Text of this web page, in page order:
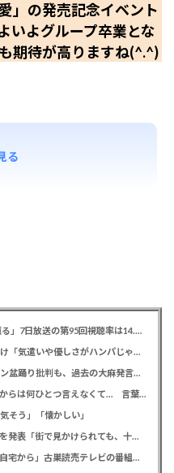
」の発売記念イベント
いよグループ卒業とな
期待が高りますね(^.^)
る
見上愛＆上坂樹里 NHK朝ドラ「風、薫る」7日放送の第95回視聴率は14.0％
岸田健作 中居正広氏の熊本支援報道うけ「気遣いや優しさがハンパじゃない」 中居氏との思い出を回顧
高樹沙耶 「日本は品格落ちた」アニソン盆踊り批判も、過去の大麻発言にも飛び火で自ら幕引き図る
佐藤二朗 「“ほんとうのこと”を僕の口からは何ひとつ言えなくて… 言葉にできぬ悔しさを日々感じております」
そう」「懐かしい」
Mrs. GREEN APPLE 夏季長期休暇入りを発表「街で見かけられても、十分なご配慮を」ファンに理解を求める
佐藤佳奈アナ 「東京の一緒に住んでる自宅から」古巣読売テレビの番組でレインボー池田直人との結婚を生報告